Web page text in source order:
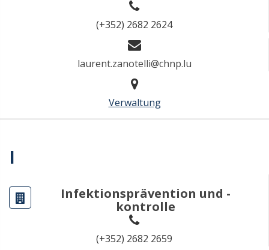
(+352) 2682 2624
laurent.zanotelli@chnp.lu
Verwaltung
I
Infektionsprävention und -
kontrolle
(+352) 2682 2659